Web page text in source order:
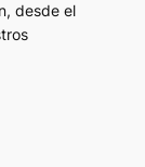
desde el